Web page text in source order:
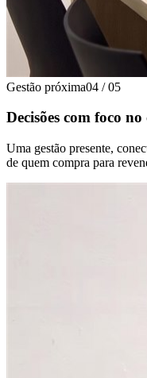
Gestão próxima04 / 05
Decisões com foco
Uma gestão presente,
de quem compra para